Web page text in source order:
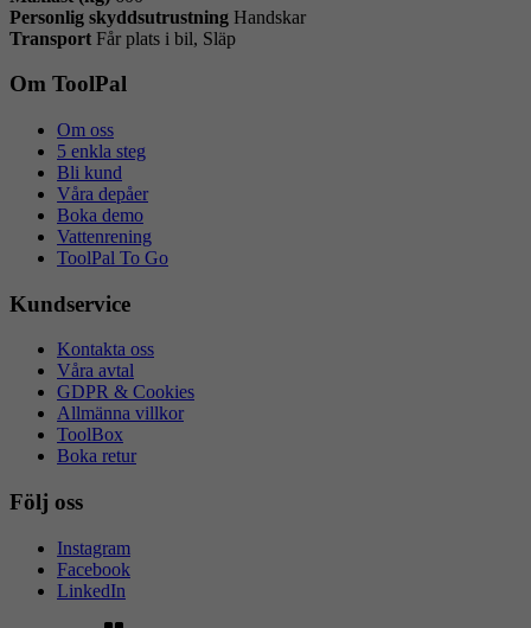
Personlig skyddsutrustning Handskar
Transport Får plats i bil, Släp
Om ToolPal
Om oss
5 enkla steg
Bli kund
Våra depåer
Boka demo
Vattenrening
ToolPal To Go
Kundservice
Kontakta oss
Våra avtal
GDPR & Cookies
Allmänna villkor
ToolBox
Boka retur
Följ oss
Instagram
Facebook
LinkedIn